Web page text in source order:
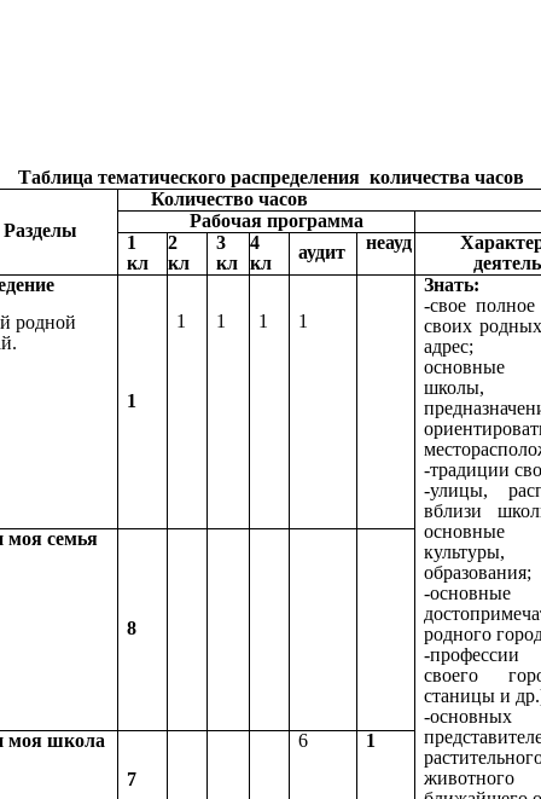
Таблица тематического распределения количества часов
Разделы
Количество часов
Рабочая программа
1
кл
2
кл
3
кл
4
кл
аудит неауд
родной
1
1 1 1 1
Знать:
-свое
своих
адрес;
основные
-традиции
-улицы,
вблизи
основные
образования;
-основные
родного
-
своего
станицы и
-основных
моя семья
8
моя школа
7
6 1